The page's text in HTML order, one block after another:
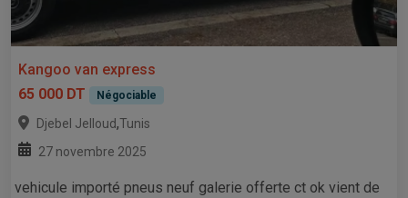
Kangoo van express
65 000 DT
Négociable
Djebel Jelloud,Tunis
27 novembre 2025
vehicule importé pneus neuf galerie offerte ct ok vient de